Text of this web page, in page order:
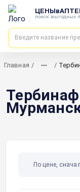
поиск выгодных
Главная / /
По цене,